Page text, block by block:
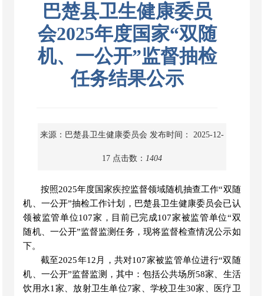
巴楚县卫生健康委员
会2025年度国家“双随
机、一公开”监督抽检
任务结果公示
来源：巴楚县卫生健康委员会 发布时间： 2025-12-
17 点击数： 1404
按照2025年度国家疾控监督领域随机抽查工作“双随
机、一公开”抽检工作计划 ， 巴楚县卫生健康委员会已认
领被监管单位107家 ， 目前已完成107家被监管单位“双
随机、 一公开”监督监测任务 ， 现将监督检查情况公示如
下。
截至2025年12月 ， 共对107家被监管单位进行“双随
机
一公开”监督监测 ， 其中 ：包括公共场所58家、生活
饮用水1家、放射卫生单位7家、学校卫生30家、医疗卫